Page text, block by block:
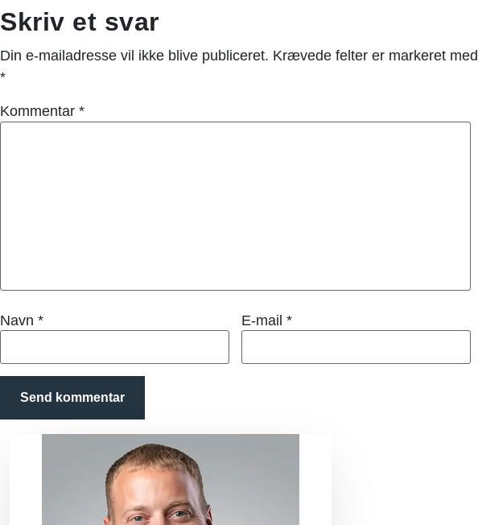
Skriv et svar
Din e-mailadresse vil ikke blive publiceret. Krævede felter er markeret med
*
Kommentar *
Navn * E-mail *